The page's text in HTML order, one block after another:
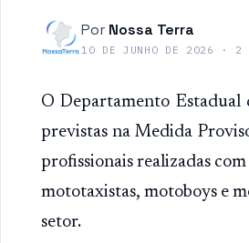
Por Nossa Terra
10 DE JUNHO DE 2026 · 2
O Departamento Estadual
previstas na Medida
profissionais realizadas
mototaxistas, motoboys e
setor.